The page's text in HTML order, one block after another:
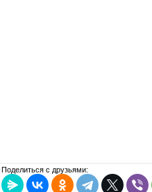
Поделиться с друзьями: